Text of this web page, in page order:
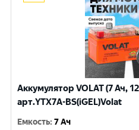
Аккумулятор VOLAT (7 Ач,
арт.YTX7A-BS(iGEL)Volat
Емкость:7 Ач